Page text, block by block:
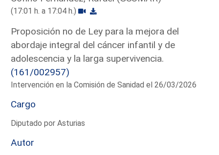
(17:01 h. a 17:04 h.)
Proposición no de Ley para la mejora del
abordaje integral del cáncer infantil y de
adolescencia y la larga supervivencia.
(161/002957)
Intervención en la Comisión de Sanidad el 26/03/2026
Cargo
Diputado por Asturias
Autor